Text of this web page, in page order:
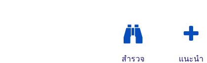
สำรวจ แนะนำ